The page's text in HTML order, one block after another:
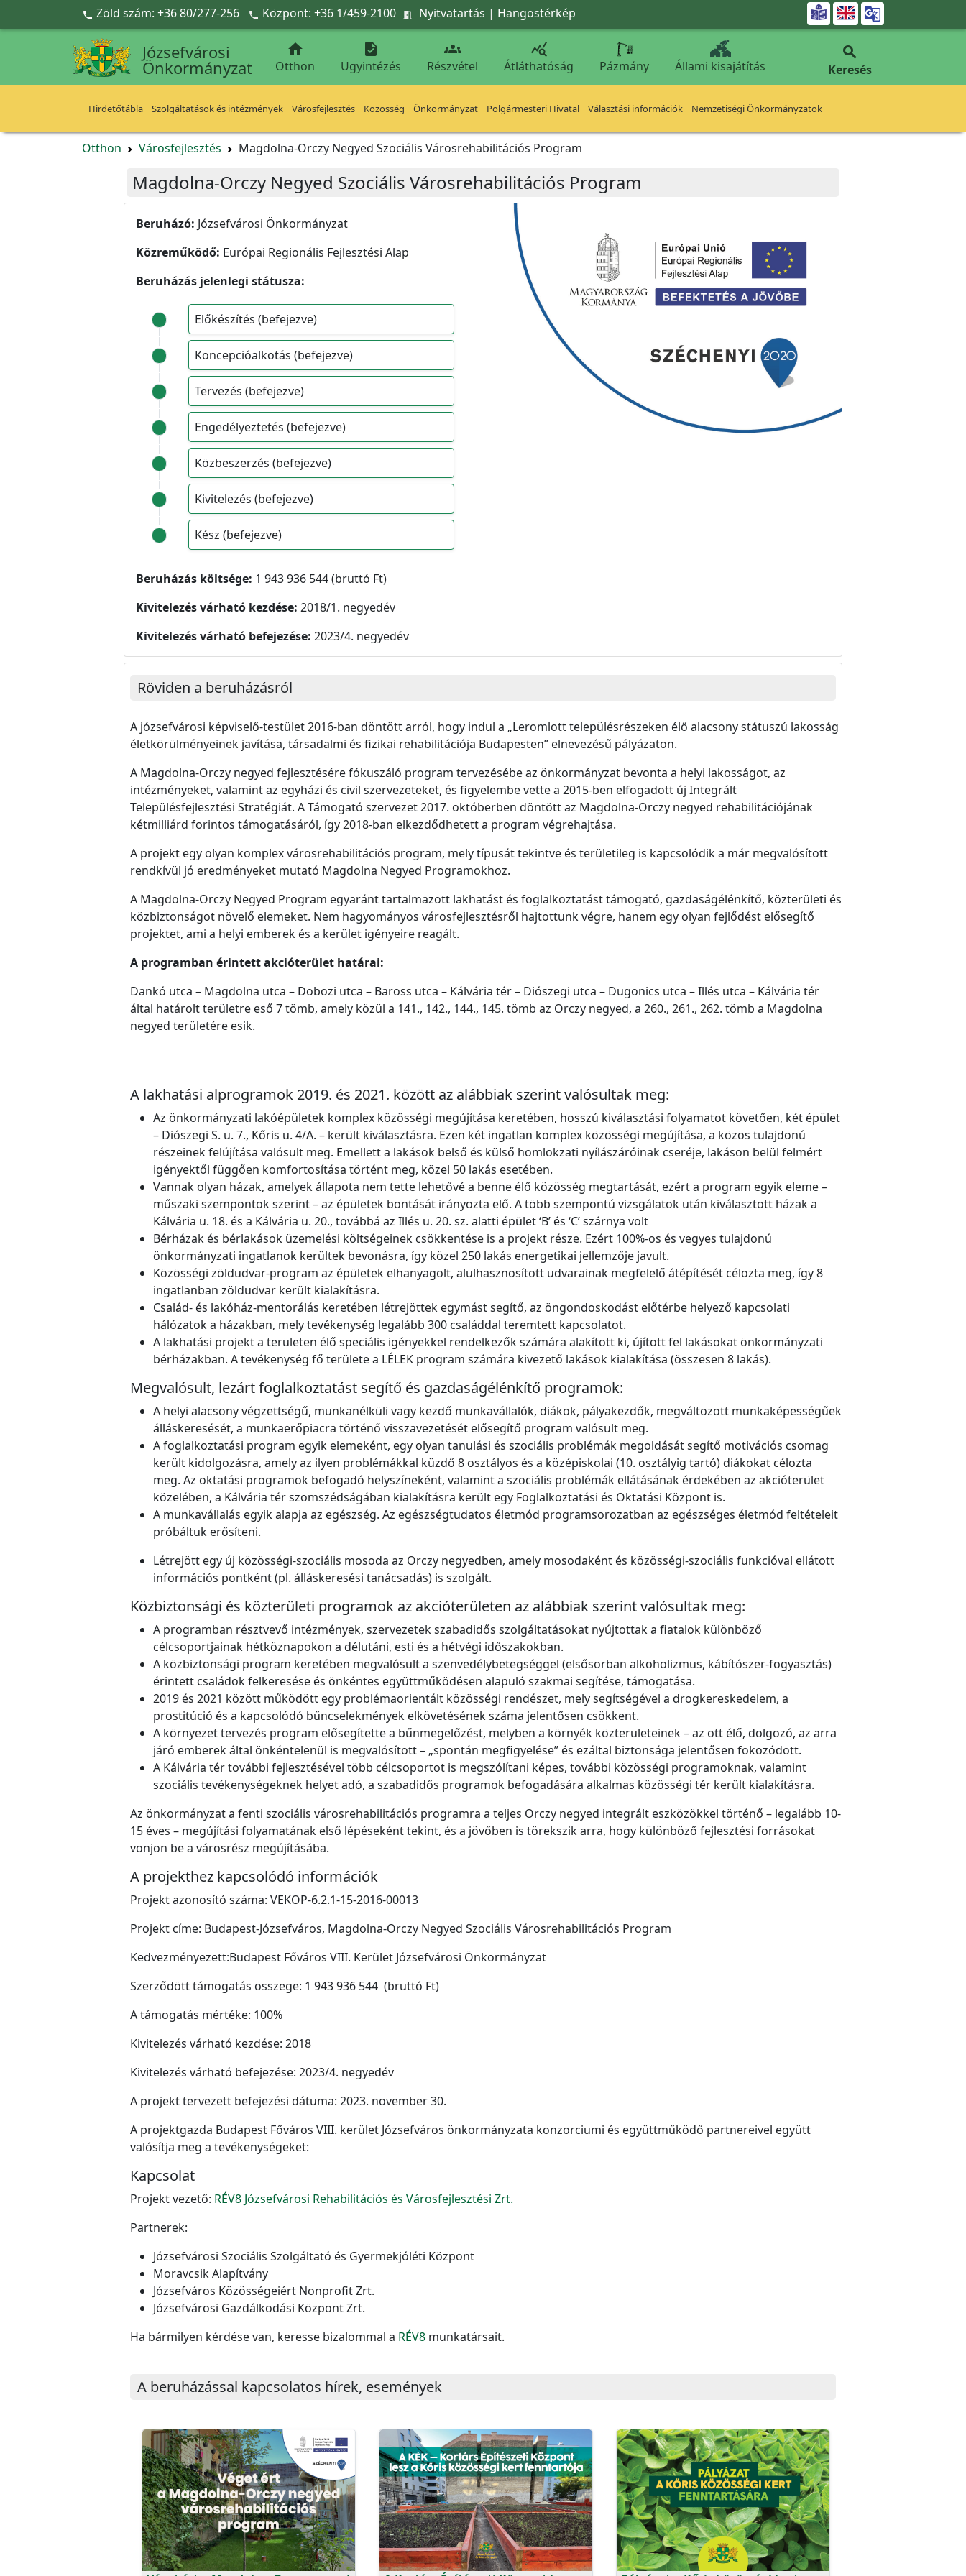
Ugrás a fő tartalomra
 Zöld szám: +36 80/277-256  Központ: +36 1/459-2100  Nyitvatartás | Hangostérkép 
Józsefvárosi
Önkormányzat

Otthon

Ügyintézés

Részvétel

Átláthatóság Pázmány Állami kisajátítás

Keresés
Hirdetőtábla Szolgáltatások és intézmények Városfejlesztés Közösség Önkormányzat Polgármesteri Hivatal Választási információk Nemzetiségi Önkormányzatok
Otthon Városfejlesztés Magdolna-Orczy Negyed Szociális Városrehabilitációs Program
Magdolna-Orczy Negyed Szociális Városrehabilitációs Program
Beruházó: Józsefvárosi Önkormányzat
Közreműködő: Európai Regionális Fejlesztési Alap
Beruházás jelenlegi státusza:
Előkészítés (befejezve)
Koncepcióalkotás (befejezve)
Tervezés (befejezve)
Engedélyeztetés (befejezve)
Közbeszerzés (befejezve)
Kivitelezés (befejezve)
Kész (befejezve)
Beruházás költsége: 1 943 936 544 (bruttó Ft)
Kivitelezés várható kezdése: 2018/1. negyedév
Kivitelezés várható befejezése: 2023/4. negyedév
Röviden a beruházásról
A józsefvárosi képviselő-testület 2016-ban döntött arról, hogy indul a „Leromlott településrészeken élő alacsony státuszú lakosság
életkörülményeinek javítása, társadalmi és fizikai rehabilitációja Budapesten” elnevezésű pályázaton.
A Magdolna-Orczy negyed fejlesztésére fókuszáló program tervezésébe az önkormányzat bevonta a helyi lakosságot, az
intézményeket, valamint az egyházi és civil szervezeteket, és figyelembe vette a 2015-ben elfogadott új Integrált
Településfejlesztési Stratégiát. A Támogató szervezet 2017. októberben döntött az Magdolna-Orczy negyed rehabilitációjának
kétmilliárd forintos támogatásáról, így 2018-ban elkezdődhetett a program végrehajtása.
A projekt egy olyan komplex városrehabilitációs program, mely típusát tekintve és területileg is kapcsolódik a már megvalósított
rendkívül jó eredményeket mutató Magdolna Negyed Programokhoz.
A Magdolna-Orczy Negyed Program egyaránt tartalmazott lakhatást és foglalkoztatást támogató, gazdaságélénkítő, közterületi és
közbiztonságot növelő elemeket. Nem hagyományos városfejlesztésről hajtottunk végre, hanem egy olyan fejlődést elősegítő
projektet, ami a helyi emberek és a kerület igényeire reagált.
A programban érintett akcióterület határai:
Dankó utca – Magdolna utca – Dobozi utca – Baross utca – Kálvária tér – Diószegi utca – Dugonics utca – Illés utca – Kálvária tér
által határolt területre eső 7 tömb, amely közül a 141., 142., 144., 145. tömb az Orczy negyed, a 260., 261., 262. tömb a Magdolna
negyed területére esik.
A lakhatási alprogramok 2019. és 2021. között az alábbiak szerint valósultak meg:
Az önkormányzati lakóépületek komplex közösségi megújítása keretében, hosszú kiválasztási folyamatot követően, két épület
– Diószegi S. u. 7., Kőris u. 4/A. – került kiválasztásra. Ezen két ingatlan komplex közösségi megújítása, a közös tulajdonú
részeinek felújítása valósult meg. Emellett a lakások belső és külső homlokzati nyílászáróinak cseréje, lakáson belül felmért
igényektől függően komfortosítása történt meg, közel 50 lakás esetében.
Vannak olyan házak, amelyek állapota nem tette lehetővé a benne élő közösség megtartását, ezért a program egyik eleme –
műszaki szempontok szerint – az épületek bontását irányozta elő. A több szempontú vizsgálatok után kiválasztott házak a
Kálvária u. 18. és a Kálvária u. 20., továbbá az Illés u. 20. sz. alatti épület ‘B’ és ‘C’ szárnya volt
Bérházak és bérlakások üzemelési költségeinek csökkentése is a projekt része. Ezért 100%-os és vegyes tulajdonú
önkormányzati ingatlanok kerültek bevonásra, így közel 250 lakás energetikai jellemzője javult.
Közösségi zöldudvar-program az épületek elhanyagolt, alulhasznosított udvarainak megfelelő átépítését célozta meg, így 8
ingatlanban zöldudvar került kialakításra.
Család- és lakóház-mentorálás keretében létrejöttek egymást segítő, az öngondoskodást előtérbe helyező kapcsolati
hálózatok a házakban, mely tevékenység legalább 300 családdal teremtett kapcsolatot.
A lakhatási projekt a területen élő speciális igényekkel rendelkezők számára alakított ki, újított fel lakásokat önkormányzati
bérházakban. A tevékenység fő területe a LÉLEK program számára kivezető lakások kialakítása (összesen 8 lakás).
Megvalósult, lezárt foglalkoztatást segítő és gazdaságélénkítő programok:
A helyi alacsony végzettségű, munkanélküli vagy kezdő munkavállalók, diákok, pályakezdők, megváltozott munkaképességűek
álláskeresését, a munkaerőpiacra történő visszavezetését elősegítő program valósult meg.
A foglalkoztatási program egyik elemeként, egy olyan tanulási és szociális problémák megoldását segítő motivációs csomag
került kidolgozásra, amely az ilyen problémákkal küzdő 8 osztályos és a középiskolai (10. osztályig tartó) diákokat célozta
meg. Az oktatási programok befogadó helyszíneként, valamint a szociális problémák ellátásának érdekében az akcióterület
közelében, a Kálvária tér szomszédságában kialakításra került egy Foglalkoztatási és Oktatási Központ is.
A munkavállalás egyik alapja az egészség. Az egészségtudatos életmód programsorozatban az egészséges életmód feltételeit
próbáltuk erősíteni.
Létrejött egy új közösségi-szociális mosoda az Orczy negyedben, amely mosodaként és közösségi-szociális funkcióval ellátott
információs pontként (pl. álláskeresési tanácsadás) is szolgált.
Közbiztonsági és közterületi programok az akcióterületen az alábbiak szerint valósultak meg:
A programban résztvevő intézmények, szervezetek szabadidős szolgáltatásokat nyújtottak a fiatalok különböző
célcsoportjainak hétköznapokon a délutáni, esti és a hétvégi időszakokban.
A közbiztonsági program keretében megvalósult a szenvedélybetegséggel (elsősorban alkoholizmus, kábítószer-fogyasztás)
érintett családok felkeresése és önkéntes együttműködésen alapuló szakmai segítése, támogatása.
2019 és 2021 között működött egy problémaorientált közösségi rendészet, mely segítségével a drogkereskedelem, a
prostitúció és a kapcsolódó bűncselekmények elkövetésének száma jelentősen csökkent.
A környezet tervezés program elősegítette a bűnmegelőzést, melyben a környék közterületeinek – az ott élő, dolgozó, az arra
járó emberek által önkéntelenül is megvalósított – „spontán megfigyelése” és ezáltal biztonsága jelentősen fokozódott.
A Kálvária tér további fejlesztésével több célcsoportot is megszólítani képes, további közösségi programoknak, valamint
szociális tevékenységeknek helyet adó, a szabadidős programok befogadására alkalmas közösségi tér került kialakításra.
Az önkormányzat a fenti szociális városrehabilitációs programra a teljes Orczy negyed integrált eszközökkel történő – legalább 10-
15 éves – megújítási folyamatának első lépéseként tekint, és a jövőben is törekszik arra, hogy különböző fejlesztési forrásokat
vonjon be a városrész megújításába.
A projekthez kapcsolódó információk
Projekt azonosító száma: VEKOP-6.2.1-15-2016-00013
Projekt címe: Budapest-Józsefváros, Magdolna-Orczy Negyed Szociális Városrehabilitációs Program
Kedvezményezett:Budapest Főváros VIII. Kerület Józsefvárosi Önkormányzat
Szerződött támogatás összege: 1 943 936 544 (bruttó Ft)
A támogatás mértéke: 100%
Kivitelezés várható kezdése: 2018
Kivitelezés várható befejezése: 2023/4. negyedév
A projekt tervezett befejezési dátuma: 2023. november 30.
A projektgazda Budapest Főváros VIII. kerület Józsefváros önkormányzata konzorciumi és együttműködő partnereivel együtt
valósítja meg a tevékenységeket:
Kapcsolat
Projekt vezető: RÉV8 Józsefvárosi Rehabilitációs és Városfejlesztési Zrt.
Partnerek:
Józsefvárosi Szociális Szolgáltató és Gyermekjóléti Központ
Moravcsik Alapítvány
Józsefváros Közösségeiért Nonprofit Zrt.
Józsefvárosi Gazdálkodási Központ Zrt.
Ha bármilyen kérdése van, keresse bizalommal a RÉV8 munkatársait.
A beruházással kapcsolatos hírek, események